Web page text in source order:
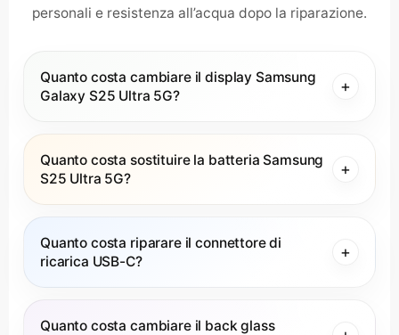
personali e resistenza all’acqua dopo la riparazione.
Quanto costa cambiare il display Samsung
Galaxy S25 Ultra 5G?
Quanto costa sostituire la batteria Samsung
S25 Ultra 5G?
Quanto costa riparare il connettore di
ricarica USB-C?
Quanto costa cambiare il back glass